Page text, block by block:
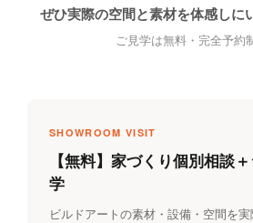
ぜひ実際の空間と素材を体感しに
ご見学は無料・完全予約
SHOWROOM VISIT
【無料】家づくり個別相談
学
ビルドアートの素材・設備・空間を